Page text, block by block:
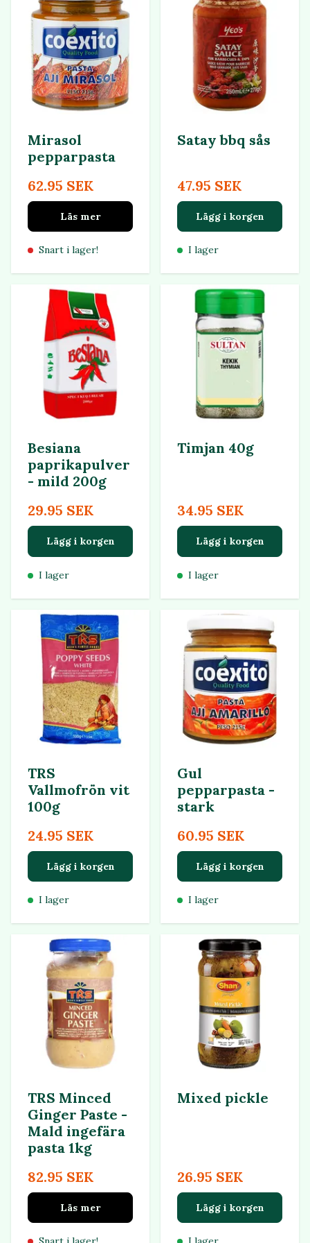
Mirasol
pepparpasta
62.95 SEK
Läs mer
Snart i lager!
Satay bbq sås
47.95 SEK
Lägg i korgen
I lager
Besiana
paprikapulver
- mild 200g
29.95 SEK
Lägg i korgen
I lager
Timjan 40g
34.95 SEK
Lägg i korgen
I lager
TRS
Vallmofrön vit
100g
24.95 SEK
Lägg i korgen
I lager
Gul
pepparpasta -
stark
60.95 SEK
Lägg i korgen
I lager
TRS Minced
Ginger Paste -
Mald ingefära
pasta 1kg
82.95 SEK
Läs mer
Mixed pickle
26.95 SEK
Lägg i korgen